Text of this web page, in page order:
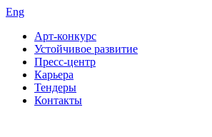
Eng
Арт-конкурс
Устойчивое развитие
Пресс-центр
Карьера
Тендеры
Контакты